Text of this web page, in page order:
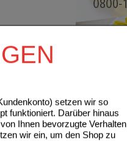
setzen wir so
funktioniert. Darüber hinaus
Ihnen bevorzugte Verhalten
wir ein, um den Shop zu